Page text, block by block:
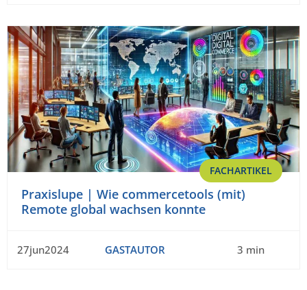
FACHARTIKEL
Praxislupe | Wie commercetools (mit)
Remote global wachsen konnte
27jun2024 GASTAUTOR 3 min